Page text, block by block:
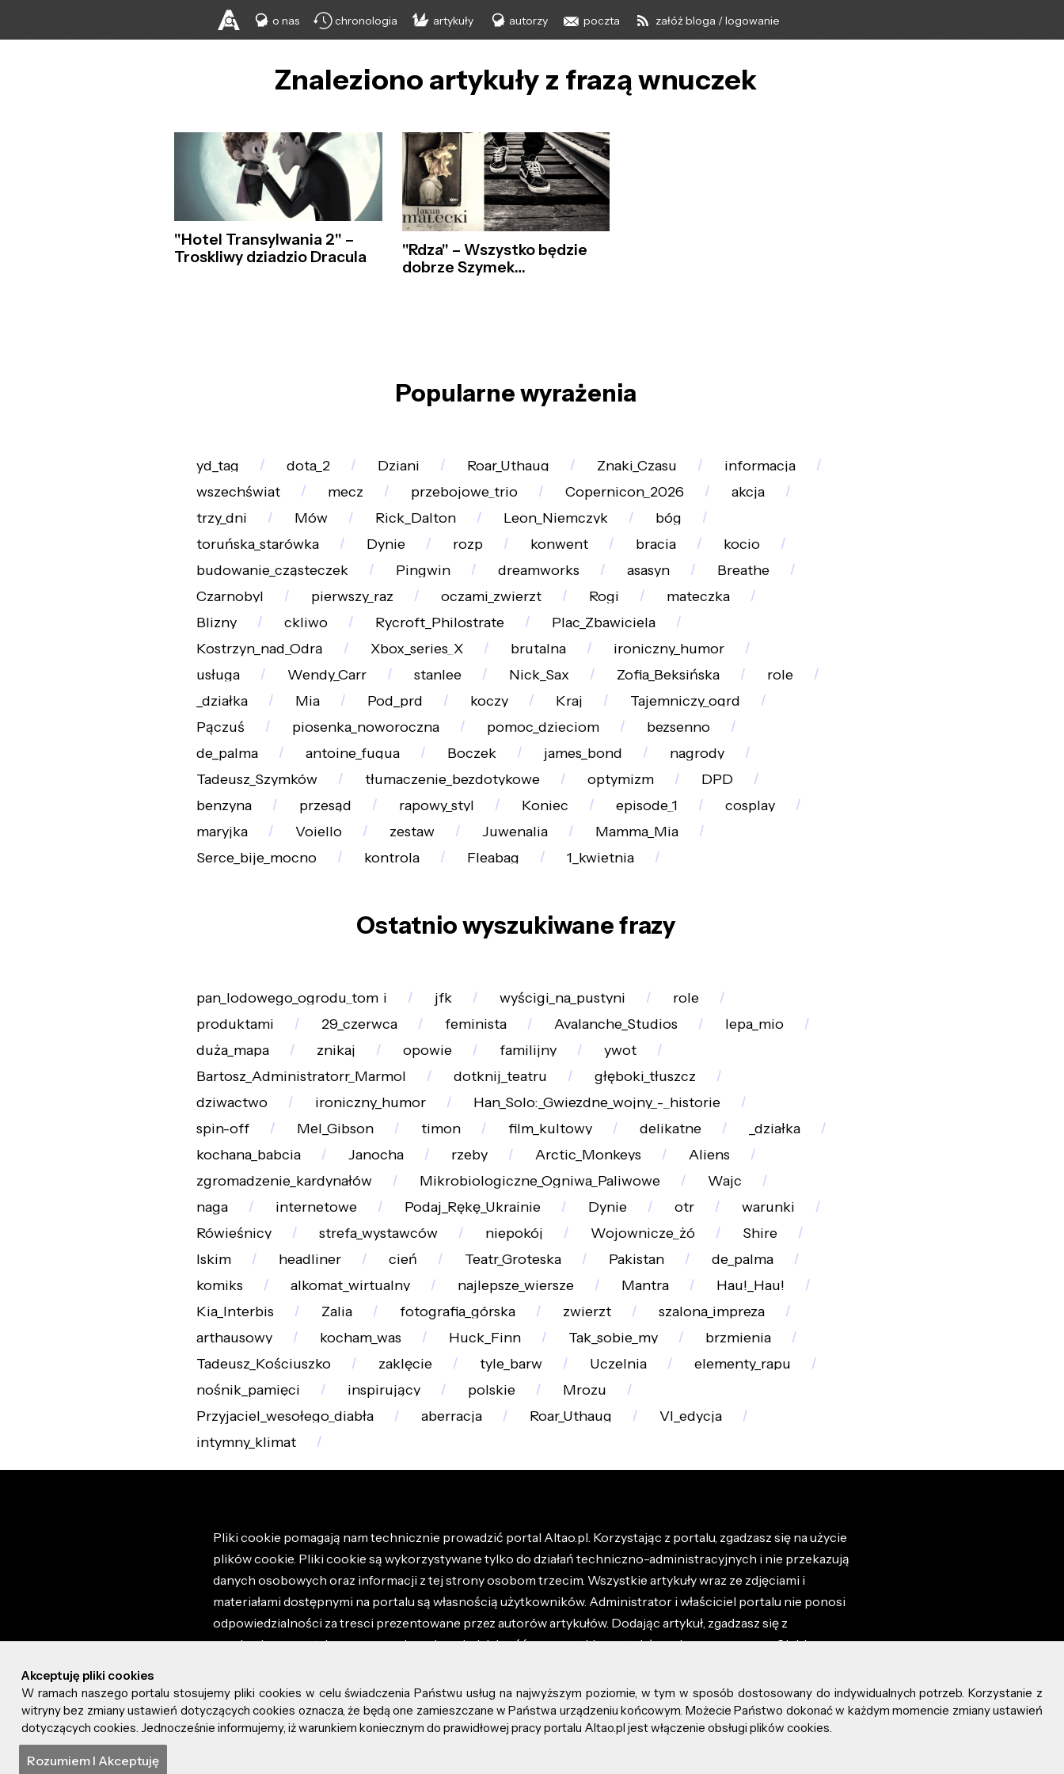
o nas chronologia artykuły autorzy poczta załóż bloga / logowanie
Znaleziono artykuły z frazą wnuczek
"Hotel Transylwania 2" –
Troskliwy dziadzio Dracula
"Rdza" – Wszystko będzie
dobrze Szymek…
Popularne wyrażenia
yd_tag dota_2 Dziani Roar_Uthaug Znaki_Czasu
informacja
wszechświat
mecz przebojowe_trio Copernicon_2026
akcja
trzy_dni
Mów Rick_Dalton Leon_Niemczyk
bóg
toruńska_starówka
Dynie rozp konwent bracia
kocio
budowanie_cząsteczek
Pingwin dreamworks asasyn
Breathe
Czarnobyl
pierwszy_raz oczami_zwierzt Rogi
mateczka
Blizny
ckliwo Rycroft_Philostrate
Plac_Zbawiciela
Kostrzyn_nad_Odrą
Xbox_series_X brutalna
ironiczny_humor
usługa
Wendy_Carr stanlee Nick_Sax Zofia_Beksińska
role
_działka
Mia Pod_prd koczy Kraj
Tajemniczy_ogrd
Pączuś
piosenka_noworoczna pomoc_dzieciom
bezsenno
de_palma
antoine_fuqua Boczek james_bond
nagrody
Tadeusz_Szymków
tłumaczenie_bezdotykowe optymizm
DPD
benzyna
przesąd rapowy_styl Koniec episode_1
cosplay
maryjka
Voiello zestaw Juwenalia
Mamma_Mia
Serce_bije_mocno
kontrola Fleabag 1_kwietnia
Ostatnio wyszukiwane frazy
pan_lodowego_ogrodu_tom_i jfk wyścigi_na_pustyni
role
produktami
29_czerwca feminista Avalanche_Studios
lepa_mio
duża_mapa
znikaj opowie familijny
ywot
Bartosz_Administratorr_Marmol
dotknij_teatru
głęboki_tłuszcz
dziwactwo
ironiczny_humor
Han_Solo:_Gwiezdne_wojny_-_historie
spin-off
Mel_Gibson timon film_kultowy delikatne
_działka
kochana_babcia
Janocha rzeby Arctic_Monkeys
Aliens
zgromadzenie_kardynałów
Mikrobiologiczne_Ogniwa_Paliwowe
Wajc
naga
internetowe Podaj_Rękę_Ukrainie Dynie otr
warunki
Rówieśnicy
strefa_wystawców niepokój Wojownicze_żó
Shire
lskim
headliner cień Teatr_Groteska Pakistan
de_palma
komiks
alkomat_wirtualny najlepsze_wiersze Mantra
Hau!_Hau!
Kia_Interbis
Zalia fotografia_górska zwierzt
szalona_impreza
arthausowy
kocham_was Huck_Finn Tak_sobie_my
brzmienia
Tadeusz_Kościuszko
zaklęcie tyle_barw Uczelnia
elementy_rapu
nośnik_pamięci
inspirujący polskie
Mrozu
Przyjaciel_wesołego_diabła
aberracja Roar_Uthaug
VI_edycja
intymny_klimat
Pliki cookie pomagają nam technicznie prowadzić portal Altao.pl. Korzystając z portalu, zgadzasz się na użycie
plików cookie. Pliki cookie są wykorzystywane tylko do działań techniczno-administracyjnych i nie przekazują
danych osobowych oraz informacji z tej strony osobom trzecim. Wszystkie artykuły wraz ze zdjęciami i
materiałami dostępnymi na portalu są własnością użytkowników. Administrator i właściciel portalu nie ponosi
odpowiedzialności za tresci prezentowane przez autorów artykułów. Dodając artykuł, zgadzasz się z
regulaminem portalu oraz ponosisz odpowiedzialność za wszystkie materiały umieszczone przez Ciebie na
© 2026 altao.pl. Wszystkie prawa zastrzeżone.
0.037
Akceptuję pliki cookies
W ramach naszego portalu stosujemy pliki cookies w celu świadczenia Państwu usług na najwyższym poziomie, w tym w sposób dostosowany do indywidualnych potrzeb. Korzystanie z
witryny bez zmiany ustawień dotyczących cookies oznacza, że będą one zamieszczane w Państwa urządzeniu końcowym. Możecie Państwo dokonać w każdym momencie zmiany ustawień
dotyczących cookies. Jednocześnie informujemy, iż warunkiem koniecznym do prawidłowej pracy portalu Altao.pl jest włączenie obsługi plików cookies.
Rozumiem I Akceptuję